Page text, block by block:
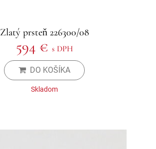
Zlatý prsteň 226300/08
594 € s DPH
DO KOŠÍKA
Skladom